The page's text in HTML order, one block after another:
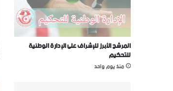
المرشح الأبرز للإشراف على الإدارة الوطنية
للتحكيم
منذ يوم واحد